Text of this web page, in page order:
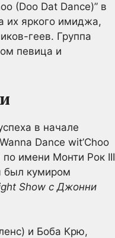
(Doo Dat Dance)” в
их яркого имиджа,
геев. Группа
певица и
в начале
Dance wit’Choo
имени Монти Рок III
был кумиром
Show с Джонни
и Боба Крю,